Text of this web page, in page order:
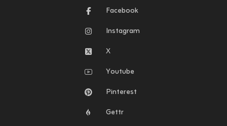
Facebook
Instagram
X
Youtube
Pinterest
Gettr